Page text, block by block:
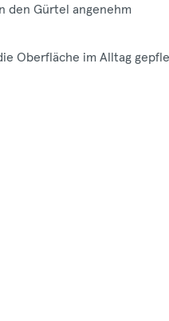
den Gürtel angenehm
Oberfläche im Alltag